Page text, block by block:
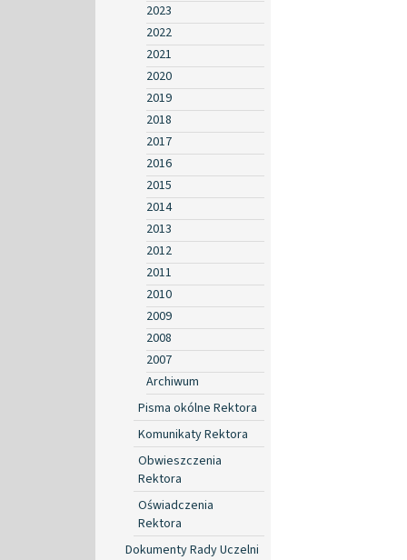
2023
2022
2021
2020
2019
2018
2017
2016
2015
2014
2013
2012
2011
2010
2009
2008
2007
Archiwum
Pisma okólne Rektora
Komunikaty Rektora
Obwieszczenia
Rektora
Oświadczenia
Rektora
Dokumenty Rady Uczelni